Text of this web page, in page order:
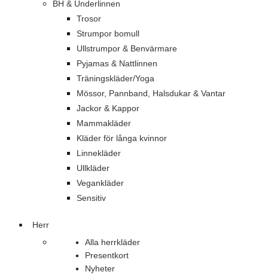
BH & Underlinnen
Trosor
Strumpor bomull
Ullstrumpor & Benvärmare
Pyjamas & Nattlinnen
Träningskläder/Yoga
Mössor, Pannband, Halsdukar & Vantar
Jackor & Kappor
Mammakläder
Kläder för långa kvinnor
Linnekläder
Ullkläder
Vegankläder
Sensitiv
Herr
Alla herrkläder
Presentkort
Nyheter